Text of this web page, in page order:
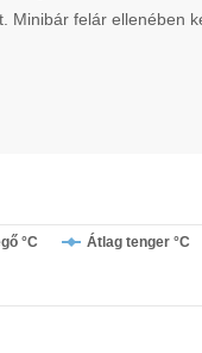
Minibár felár ellenében
°C Átlag tenger °C